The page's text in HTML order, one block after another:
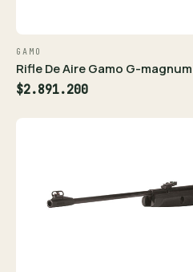
GAMO
Rifle De Aire Gamo G-magnum
$2.891.200